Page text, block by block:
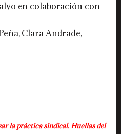
en colaboración con
Clara Andrade,
la práctica sindical. Huellas del